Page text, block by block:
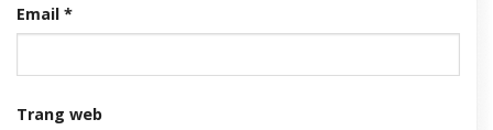
Email *
Trang web